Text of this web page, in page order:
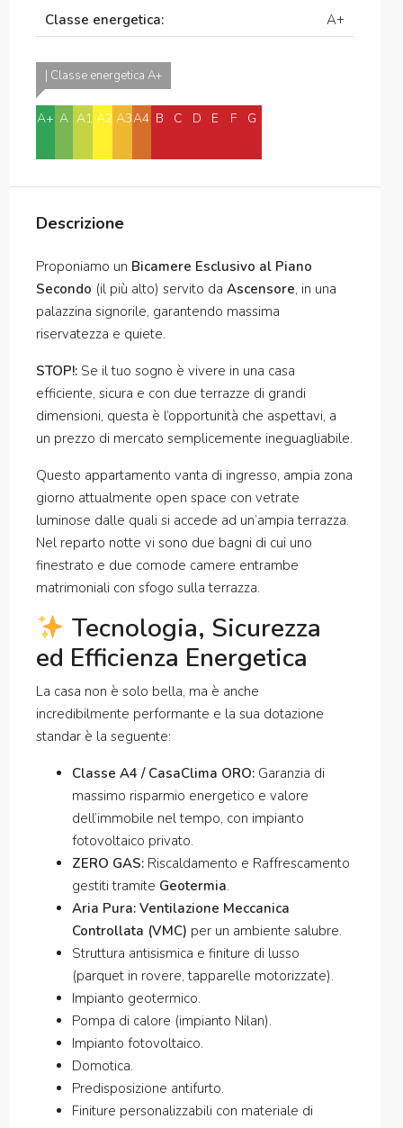
Classe energetica: A+
| Classe energetica A+
A+ A A1 A2 A3A4 B C D E F G
Descrizione
Proponiamo un Bicamere Esclusivo al Piano
Secondo (il più alto) servito da Ascensore, in una
palazzina signorile, garantendo massima
riservatezza e quiete.
STOP!: Se il tuo sogno è vivere in una casa
efficiente, sicura e con due terrazze di grandi
dimensioni, questa è l’opportunità che aspettavi, a
un prezzo di mercato semplicemente ineguagliabile.
Questo appartamento vanta di ingresso, ampia zona
giorno attualmente open space con vetrate
luminose dalle quali si accede ad un’ampia terrazza.
Nel reparto notte vi sono due bagni di cui uno
finestrato e due comode camere entrambe
matrimoniali con sfogo sulla terrazza.
Tecnologia, Sicurezza
ed Efficienza Energetica
La casa non è solo bella, ma è anche
incredibilmente performante e la sua dotazione
standar è la seguente:
Classe A4 / CasaClima ORO: Garanzia di
massimo risparmio energetico e valore
dell’immobile nel tempo, con impianto
fotovoltaico privato.
ZERO GAS: Riscaldamento e Raffrescamento
gestiti tramite Geotermia.
Aria Pura: Ventilazione Meccanica
Controllata (VMC) per un ambiente salubre.
Struttura antisismica e finiture di lusso
(parquet in rovere, tapparelle motorizzate).
Impianto geotermico.
Pompa di calore (impianto Nilan).
Impianto fotovoltaico.
Domotica.
Predisposizione antifurto.
Finiture personalizzabili con materiale di